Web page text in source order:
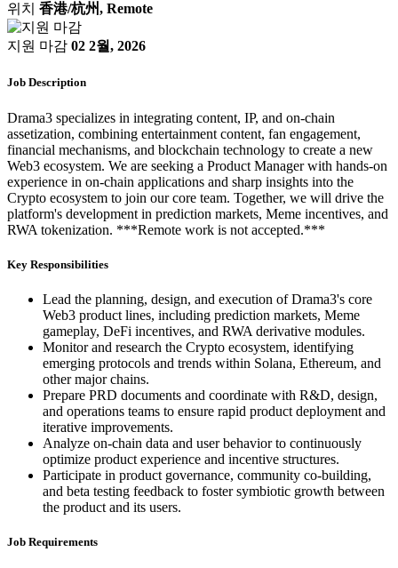
위치 香港/杭州, Remote
지원 마감 02 2월, 2026
Job Description
Drama3 specializes in integrating content, IP, and on-chain
assetization, combining entertainment content, fan engagement,
financial mechanisms, and blockchain technology to create a new
Web3 ecosystem. We are seeking a Product Manager with hands-on
experience in on-chain applications and sharp insights into the
Crypto ecosystem to join our core team. Together, we will drive the
platform's development in prediction markets, Meme incentives, and
RWA tokenization. ***Remote work is not accepted.***
Key Responsibilities
Lead the planning, design, and execution of Drama3's core
Web3 product lines, including prediction markets, Meme
gameplay, DeFi incentives, and RWA derivative modules.
Monitor and research the Crypto ecosystem, identifying
emerging protocols and trends within Solana, Ethereum, and
other major chains.
Prepare PRD documents and coordinate with R&D, design,
and operations teams to ensure rapid product deployment and
iterative improvements.
Analyze on-chain data and user behavior to continuously
optimize product experience and incentive structures.
Participate in product governance, community co-building,
and beta testing feedback to foster symbiotic growth between
the product and its users.
Job Requirements